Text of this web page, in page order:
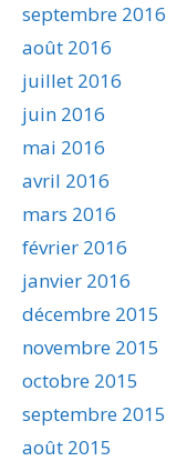
septembre 2016
août 2016
juillet 2016
juin 2016
mai 2016
avril 2016
mars 2016
février 2016
janvier 2016
décembre 2015
novembre 2015
octobre 2015
septembre 2015
août 2015